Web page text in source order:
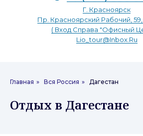
Г. Красноярск
Пр. Красноярский Рабочий,
( Вход Справа "Офисный
Lio_tour@inbox.ru
Главная » Вся Россия » Дагестан
Отдых в Дагестане